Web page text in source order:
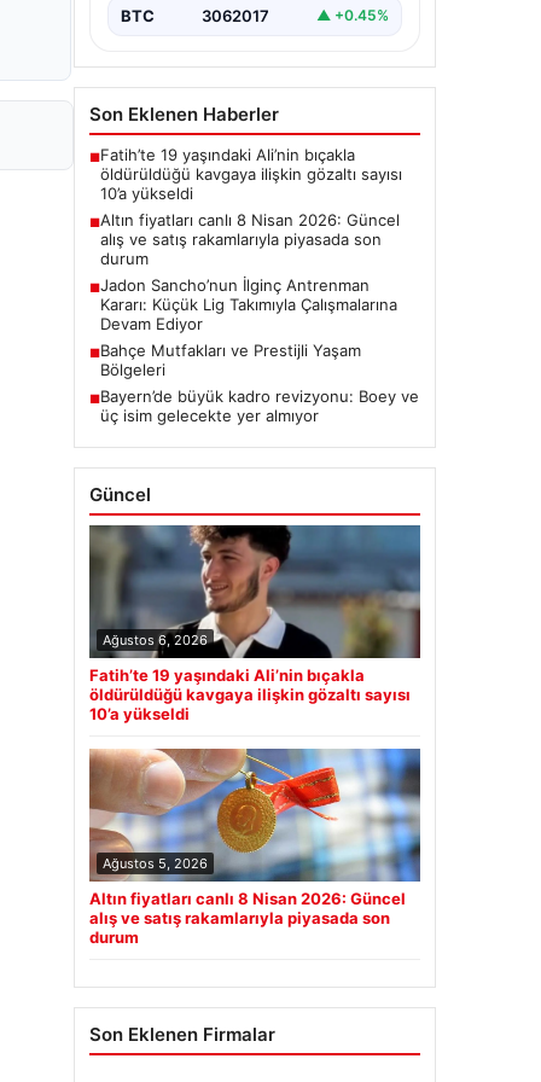
BTC 3062017 ▲ +0.45%
Son Eklenen Haberler
■Fatih’te 19 yaşındaki Ali’nin bıçakla
öldürüldüğü kavgaya ilişkin gözaltı sayısı
10’a yükseldi
■Altın fiyatları canlı 8 Nisan 2026: Güncel
alış ve satış rakamlarıyla piyasada son
durum
■Jadon Sancho’nun İlginç Antrenman
Kararı: Küçük Lig Takımıyla Çalışmalarına
Devam Ediyor
■Bahçe Mutfakları ve Prestijli Yaşam
Bölgeleri
■Bayern’de büyük kadro revizyonu: Boey ve
üç isim gelecekte yer almıyor
Güncel
Ağustos 6, 2026
Fatih’te 19 yaşındaki Ali’nin bıçakla
öldürüldüğü kavgaya ilişkin gözaltı sayısı
10’a yükseldi
Ağustos 5, 2026
Altın fiyatları canlı 8 Nisan 2026: Güncel
alış ve satış rakamlarıyla piyasada son
durum
Son Eklenen Firmalar